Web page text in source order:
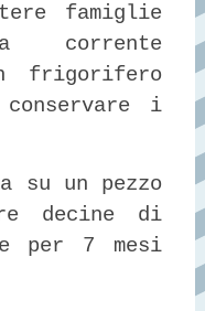
famiglie
corrente
frigorifero
i
su un pezzo
decine di
per 7 mesi